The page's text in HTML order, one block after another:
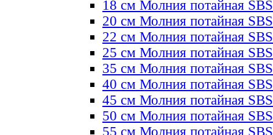
18 см Молния потайная SBS
20 см Молния потайная SBS
22 см Молния потайная SBS
25 см Молния потайная SBS
35 см Молния потайная SBS
40 см Молния потайная SBS
45 см Молния потайная SBS
50 см Молния потайная SBS
55 см Молния потайная SBS